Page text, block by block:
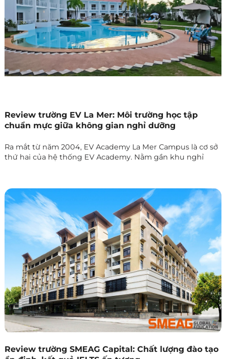
Review trường EV La Mer: Môi trường học tập
chuẩn mực giữa không gian nghỉ dưỡng
Ra mắt từ năm 2004, EV Academy La Mer Campus là cơ sở
thứ hai của hệ thống EV Academy. Nằm gần khu nghỉ
tiếng Anh vừa tận hưởng môi trường sống xanh – an toàn
– tiện nghi.
Review trường SMEAG Capital: Chất lượng đào tạo